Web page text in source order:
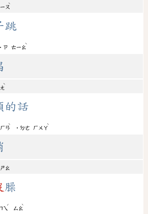
ㄡ
ˋ
跳
˙ㄗ ㄊㄧㄠ
ˋ
ˋ
的話
ㄏㄢ
ˋ
˙ㄉㄜ ㄏㄨㄚ
ˋ
ㄕㄠ
臊
ㄟ
ˊ
ㄙㄠ
ˋ